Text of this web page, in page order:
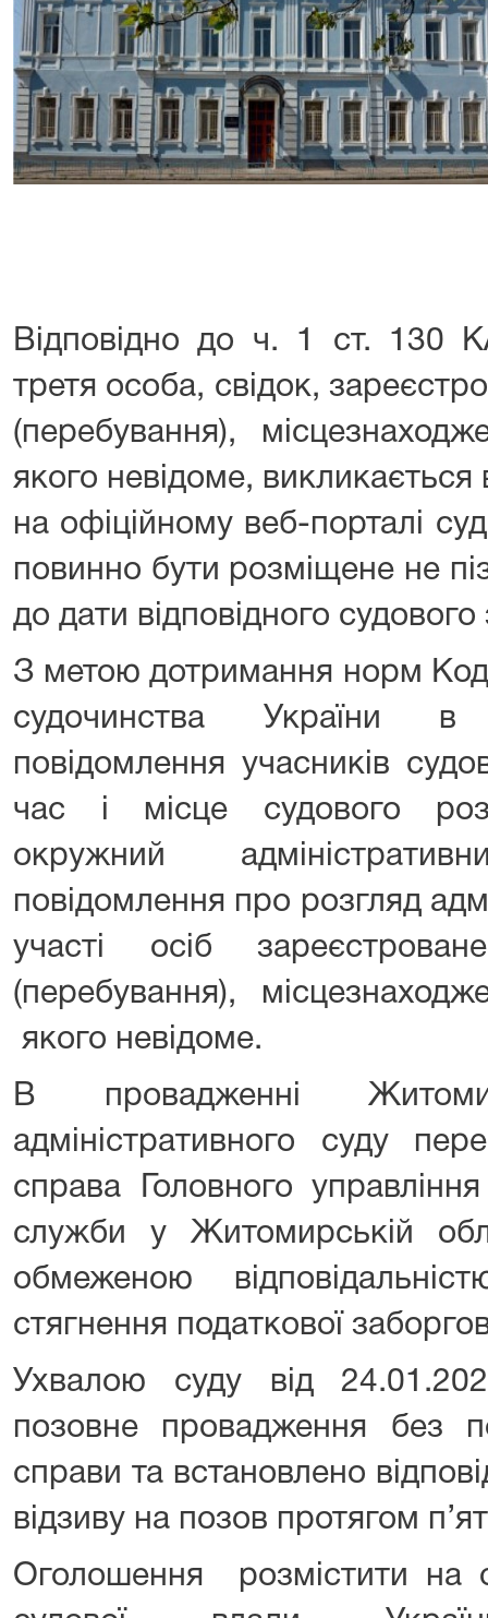
Відповідно до ч. 1 ст. 130
третя особа, свідок,
(перебування),
якого невідоме,
на офіційному веб-порталі
повинно бути розміщене не
до дати відповідного судового
З метою дотримання норм
судочинства України в
повідомлення учасників
час і місце судового
окружний
повідомлення про розгляд
участі осіб
(перебування),
якого невідоме.
В провадженні
адміністративного суду
справа Головного
служби у Житомирській
обмеженою
стягнення податкової
Ухвалою суду від
позовне провадження без
справи та встановлено
відзиву на позов протягом
Оголошення розмістити на